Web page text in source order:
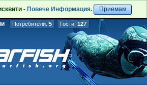
- Повече Информация. Приемам
Потребители: 5 Гости: 127